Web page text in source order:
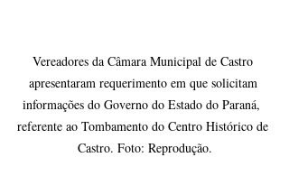
Vereadores da Câmara Municipal de Castro
apresentaram requerimento em que solicitam
informações do Governo do Estado do Paraná,
referente ao Tombamento do Centro Histórico de
Castro. Foto: Reprodução.